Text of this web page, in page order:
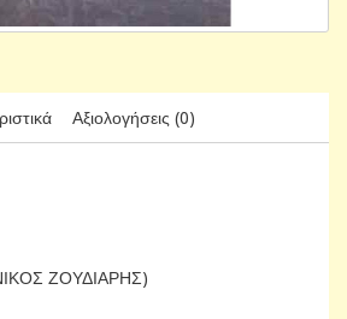
Αξιολογήσεις (0)
ΖΟΥΔΙΑΡΗΣ)